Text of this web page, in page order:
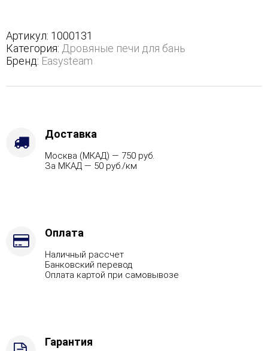
полноценном
кожухе
-
Защита
Варианты
кожуха
Змеевик,
430,
Вид
топлива
вход
Артикул: 1000131
Категория: Дровяные печи для бань
Бренд: Easysteam
Доставка
Москва (МКАД) — 750 руб.
За МКАД — 50 руб./км
Оплата
Наличный рассчет
Банковский перевод
Оплата картой при самовывозе
Гарантия